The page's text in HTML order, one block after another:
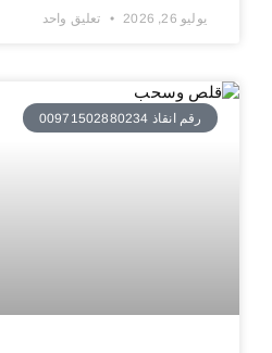
يوليو 26, 2026 تعليق واحد
رقم انقاذ 00971502880234